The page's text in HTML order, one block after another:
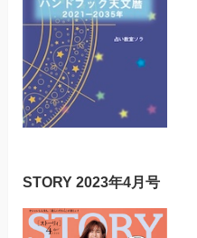
STORY 2023年4月号